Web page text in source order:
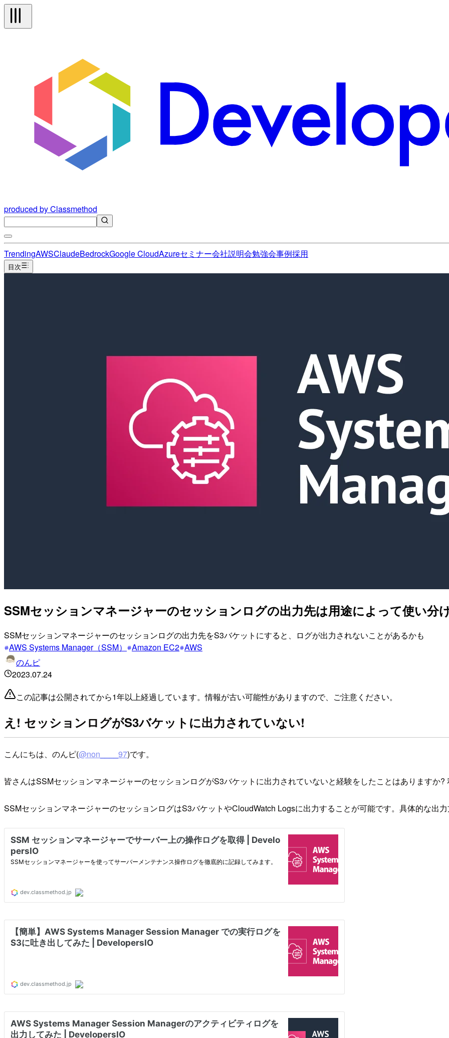
produced by Classmethod
TrendingAWSClaudeBedrockGoogle CloudAzureセミナー会社説明会勉強会事例採用
目次
SSMセッションマネージャーのセッションログの出力先は用途によって使い分
SSMセッションマネージャーのセッションログの出力先をS3バケットにすると、ログが出力されないことがあるかも
AWS Systems Manager（SSM）
Amazon EC2 AWS
のんピ
2023.07.24
この記事は公開されてから1年以上経過しています。情報が古い可能性がありますので、ご注意ください。
え! セッションログがS3バケットに出力されていない!
こんにちは、のんピ(@non____97)です。
皆さんはSSMセッションマネージャーのセッションログがS3バケットに出力されていないと経験をしたことはありますか?
SSMセッションマネージャーのセッションログはS3バケットやCloudWatch Logsに出力することが可能です。具体的な出